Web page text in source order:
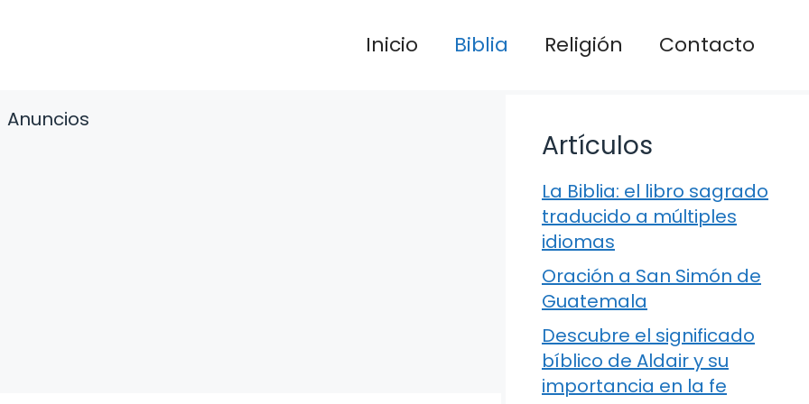
Inicio Biblia Religión Contacto
Anuncios
Artículos
La Biblia: el libro sagrado
traducido a múltiples
idiomas
Oración a San Simón de
Guatemala
Descubre el significado
bíblico de Aldair y su
importancia en la fe